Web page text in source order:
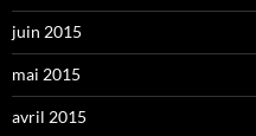
juin 2015
mai 2015
avril 2015